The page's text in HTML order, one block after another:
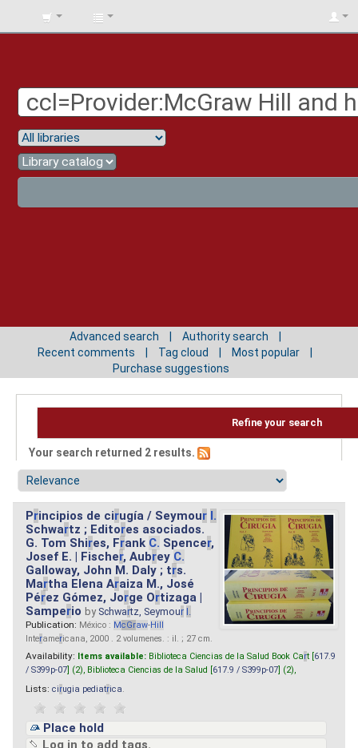
BIBLIOTECA
Advanced search
Authority search
Recent comments
Tag cloud
Most popular
Purchase suggestions
Refine your search
Your search returned 2 results.
Principios de cirugía / Seymour I.
Schwartz ; Editores asociados.
G. Tom Shires, Frank C. Spencer,
Josef E. | Fischer, Aubrey C.
Galloway, John M. Daly ; trs.
Martha Elena Araiza M., José
Pérez Gómez, Jorge Ortizaga |
Samperio by Schwartz, Seymour I.
Publication: México : McGraw-Hill
Interamericana, 2000 . 2 volumenes. : il. ; 27 cm.
Availability: Items available: Biblioteca Ciencias de la Salud Book Cart [ 617.9
/ S399p-07 ] (2), Biblioteca Ciencias de la Salud [ 617.9 / S399p-07 ] (2),
Lists: cirugia pediatrica
Place hold
Log in to add tags.